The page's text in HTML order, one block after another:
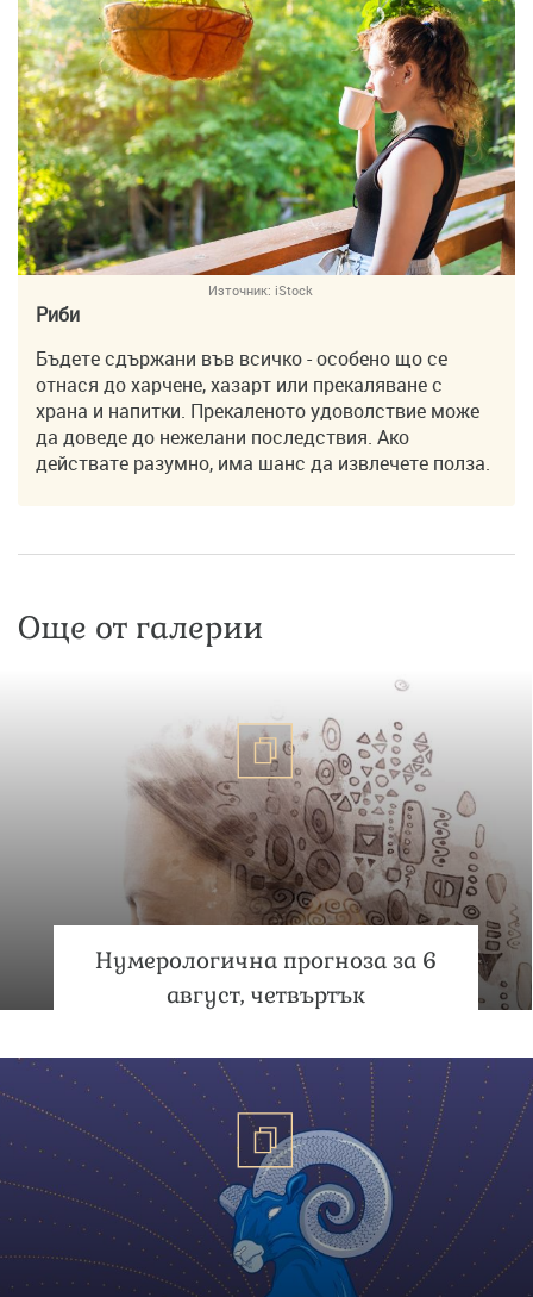
Източник: iStock
Риби
Бъдете сдържани във всичко - особено що се
отнася до харчене, хазарт или прекаляване с
храна и напитки. Прекаленото удоволствие може
да доведе до нежелани последствия. Ако
действате разумно, има шанс да извлечете полза.
Още от галерии
Нумерологична прогноза за 6
август, четвъртък